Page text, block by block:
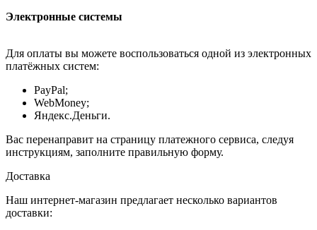
Электронные системы
Для оплаты вы можете воспользоваться одной из электронных
платёжных систем:
PayPal;
WebMoney;
Яндекс.Деньги.
Вас перенаправит на страницу платежного сервиса, следуя
инструкциям, заполните правильную форму.
Доставка
Наш интернет-магазин предлагает несколько вариантов
доставки: